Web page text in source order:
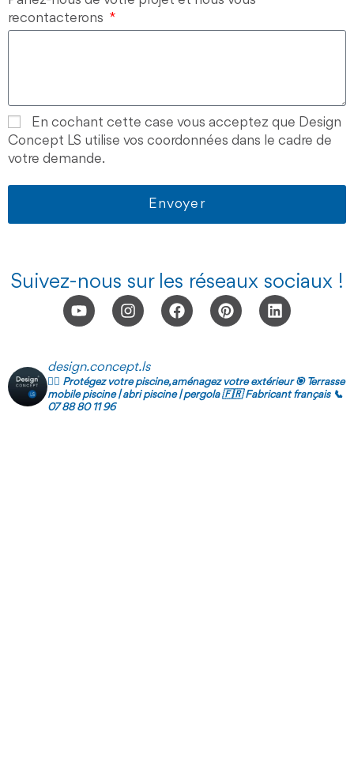
recontacterons
En cochant cette case vous acceptez que Design
Concept LS utilise vos coordonnées dans le cadre de
votre demande.
Envoyer
Suivez-nous sur les réseaux sociaux !
design.concept.ls
🏊‍♂️ Protégez votre piscine, aménagez votre extérieur🎯 Terrasse
mobile piscine | abri piscine | pergola🇫🇷 Fabricant français📞
07 88 80 11 96